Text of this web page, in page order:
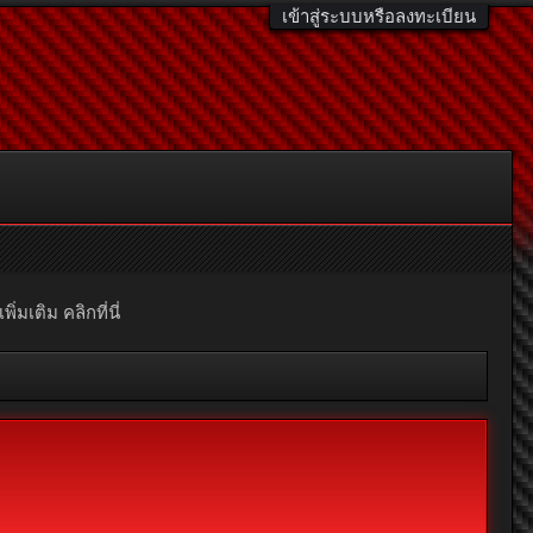
เข้าสู่ระบบหรือลงทะเบียน
พิ่มเติม คลิกที่นี่